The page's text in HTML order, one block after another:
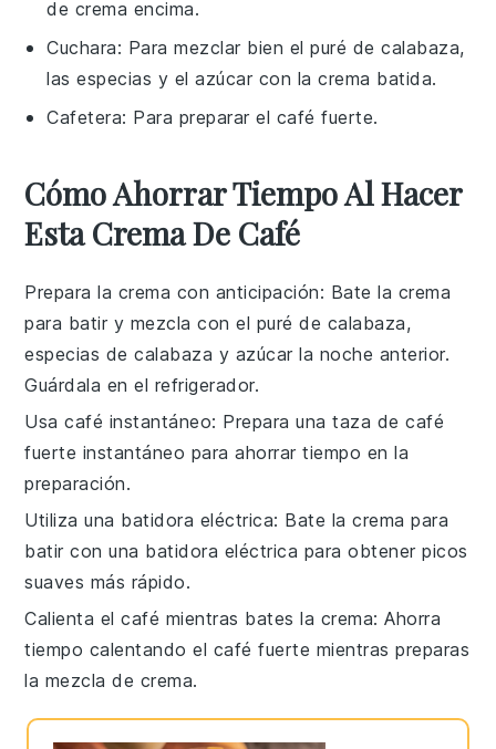
de crema encima.
Cuchara: Para mezclar bien el puré de calabaza,
las especias y el azúcar con la crema batida.
Cafetera: Para preparar el café fuerte.
Cómo Ahorrar Tiempo Al Hacer
Esta Crema De Café
Prepara la crema con anticipación: Bate la crema
para batir y mezcla con el puré de calabaza,
especias de calabaza y azúcar la noche anterior.
Guárdala en el refrigerador.
Usa café instantáneo: Prepara una taza decafé
fuerte instantáneo para ahorrar tiempo en la
preparación.
Utiliza una batidora eléctrica: Bate lacrema para
batir con una batidora eléctrica para obtener picos
suaves más rápido.
Calienta el café mientras bates la crema: Ahorra
tiempo calentando el café fuerte mientras preparas
la mezcla de crema.